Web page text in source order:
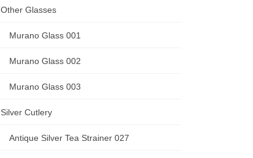
Other Glasses
Murano Glass 001
Murano Glass 002
Murano Glass 003
Silver Cutlery
Antique Silver Tea Strainer 027